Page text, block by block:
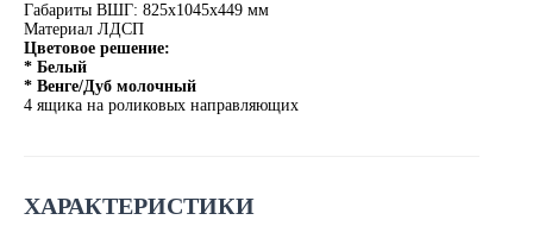
Габариты ВШГ: 825х1045х449 мм
Материал ЛДСП
Цветовое решение:
* Белый
* Венге/Дуб молочный
4 ящика на роликовых направляющих
ХАРАКТЕРИСТИКИ